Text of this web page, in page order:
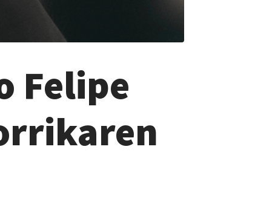
Felipe